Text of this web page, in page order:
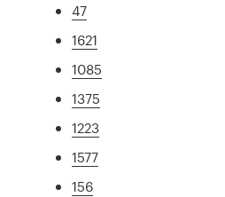
47
1621
1085
1375
1223
1577
156